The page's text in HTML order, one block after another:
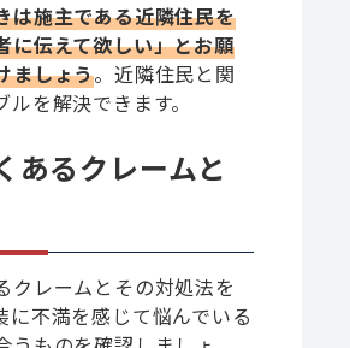
は施主である近隣住民を
に伝えて欲しい」とお願
ましょう。近隣住民と関
を解決できます。
あるクレームと
クレームとその対処法を
に不満を感じて悩んでいる